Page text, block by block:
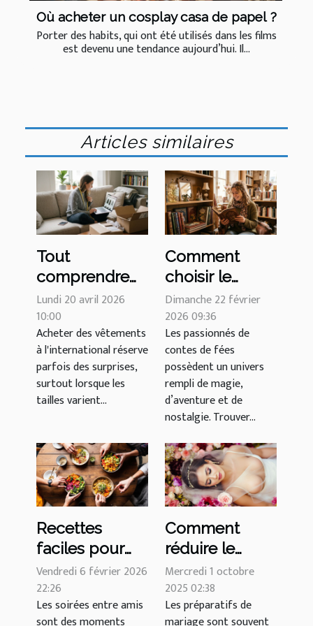
Où acheter un cosplay casa de papel ?
Porter des habits, qui ont été utilisés dans les films
est devenu une tendance aujourd’hui. Il...
Articles similaires
Tout
comprendre
sur le guide
complet tailles
US FR UK pour
vos achats
internationaux
Lundi 20 avril 2026
10:00
Acheter des vêtements
à l'international réserve
parfois des surprises,
surtout lorsque les
tailles varient...
Comment
choisir le
cadeau parfait
pour un fan de
contes de fées
?
Dimanche 22 février
2026 09:36
Les passionnés de
contes de fées
possèdent un univers
rempli de magie,
d’aventure et de
nostalgie. Trouver...
Recettes
faciles pour
des snacks
sains en soirée
entre amis
Vendredi 6 février 2026
22:26
Les soirées entre amis
Comment
réduire le
stress des
préparatifs de
mariage ?
Mercredi 1 octobre
2025 02:38
Les préparatifs de